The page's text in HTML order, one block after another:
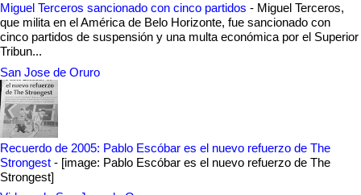
Miguel Terceros sancionado con cinco partidos - Miguel Terceros,
que milita en el América de Belo Horizonte, fue sancionado con
cinco partidos de suspensión y una multa económica por el Superior
Tribun...
San Jose de Oruro
Recuerdo de 2005: Pablo Escóbar es el nuevo refuerzo de The
Strongest - [image: Pablo Escóbar es el nuevo refuerzo de The
Strongest]